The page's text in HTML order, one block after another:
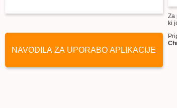
NAVODILA ZA UPORABO APLIKACIJE
Za
ki